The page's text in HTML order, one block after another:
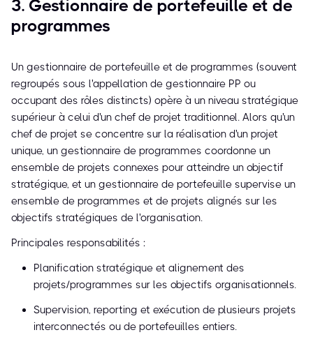
3. Gestionnaire de portefeuille et de
programmes
Un gestionnaire de portefeuille et de programmes (souvent
regroupés sous l'appellation de gestionnaire PP ou
occupant des rôles distincts) opère à un niveau stratégique
supérieur à celui d'un chef de projet traditionnel. Alors qu'un
chef de projet se concentre sur la réalisation d'un projet
unique, un gestionnaire de programmes coordonne un
ensemble de projets connexes pour atteindre un objectif
stratégique, et un gestionnaire de portefeuille supervise un
ensemble de programmes et de projets alignés sur les
objectifs stratégiques de l'organisation.
Principales responsabilités :
Planification stratégique et alignement des
projets/programmes sur les objectifs organisationnels.
Supervision, reporting et exécution de plusieurs projets
interconnectés ou de portefeuilles entiers.